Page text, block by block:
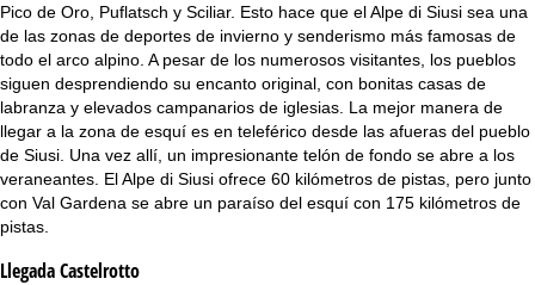
Pico de Oro, Puflatsch y Sciliar. Esto hace que el Alpe di Siusi sea una
de las zonas de deportes de invierno y senderismo más famosas de
todo el arco alpino. A pesar de los numerosos visitantes, los pueblos
siguen desprendiendo su encanto original, con bonitas casas de
labranza y elevados campanarios de iglesias. La mejor manera de
llegar a la zona de esquí es en teleférico desde las afueras del pueblo
de Siusi. Una vez allí, un impresionante telón de fondo se abre a los
veraneantes. El Alpe di Siusi ofrece 60 kilómetros de pistas, pero junto
con Val Gardena se abre un paraíso del esquí con 175 kilómetros de
pistas.
Llegada Castelrotto